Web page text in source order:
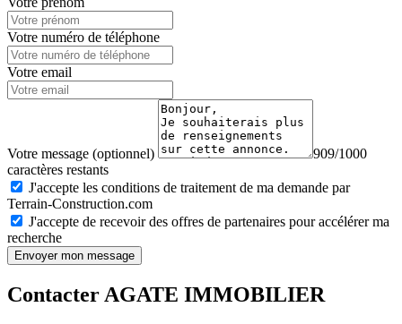
Votre numéro de téléphone
Votre email
Votre message (optionnel)
909/1000
caractères restants
J'accepte les conditions de traitement de ma demande par
Terrain-Construction.com
J'accepte de recevoir des offres de partenaires pour accélérer ma
recherche
Envoyer mon message
Contacter AGATE IMMOBILIER